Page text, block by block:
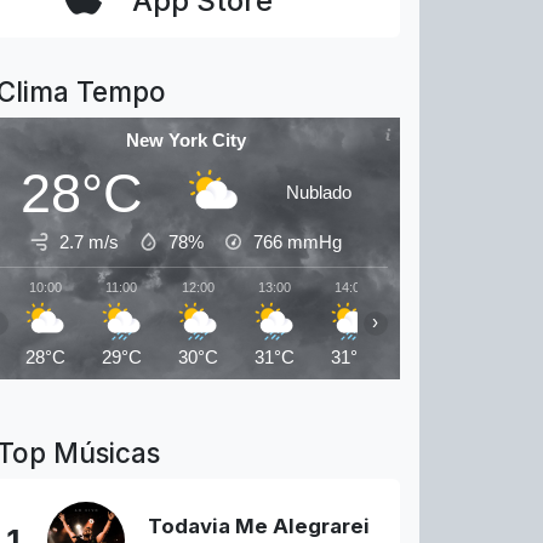
Tempo
New York City
28°C Nublado
2.7 m/s 78% 766 mmHg
10:00
28°C
11:00
29°C
12:00
30°C
13:00
31°C
14:00
31°C
›
Músicas
Todavia Me Alegrarei